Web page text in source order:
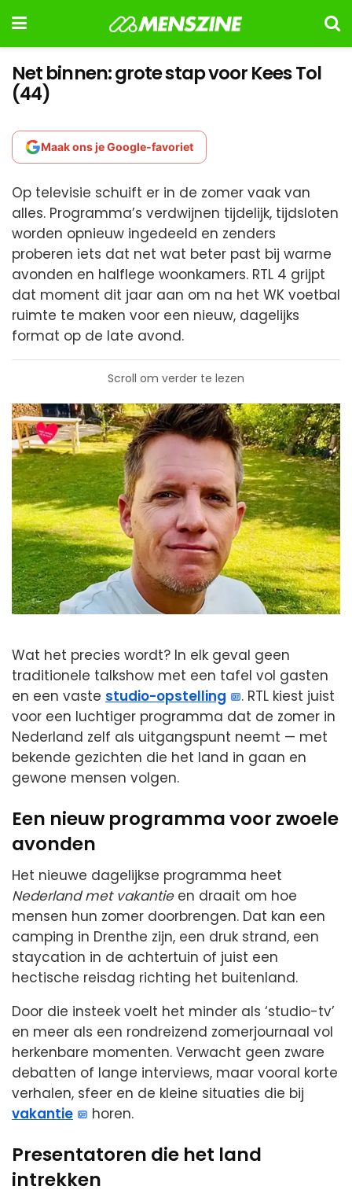
Net binnen: grote stap voor Kees Tol
(44)
Maak ons je Google-favoriet
Op televisie schuift er in de zomer vaak van
alles. Programma’s verdwijnen tijdelijk, tijdsloten
worden opnieuw ingedeeld en zenders
proberen iets dat net wat beter past bij warme
avonden en halflege woonkamers. RTL 4 grijpt
dat moment dit jaar aan om na het WK voetbal
ruimte te maken voor een nieuw, dagelijks
format op de late avond.
Scroll om verder te lezen
Wat het precies wordt? In elk geval geen
traditionele talkshow met een tafel vol gasten
en een vaste studio-opstelling
. RTL kiest juist
voor een luchtiger programma dat de zomer in
Nederland zelf als uitgangspunt neemt — met
bekende gezichten die het land in gaan en
gewone mensen volgen.
Een nieuw programma voor zwoele
avonden
Het nieuwe dagelijkse programma heet
Nederland met vakantieen draait om hoe
mensen hun zomer doorbrengen. Dat kan een
camping in Drenthe zijn, een druk strand, een
staycation in de achtertuin of juist een
hectische reisdag richting het buitenland.
Door die insteek voelt het minder als ‘studio-tv’
en meer als een rondreizend zomerjournaal vol
herkenbare momenten. Verwacht geen zware
debatten of lange interviews, maar vooral korte
verhalen, sfeer en de kleine situaties die bij
vakantie
horen.
Presentatoren die het land
intrekken